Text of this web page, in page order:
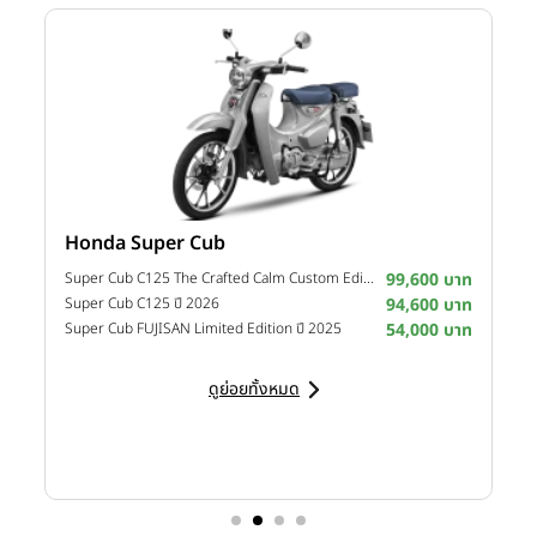
Honda Super Cub
Super Cub C125 The Crafted Calm Custom Edition ปี 2026 99,600 บาท
Super Cub C125 ปี 2026 94,600 บาท
Super Cub FUJISAN Limited Edition ปี 2025 54,000 บาท
ดูย่อยทั้งหมด